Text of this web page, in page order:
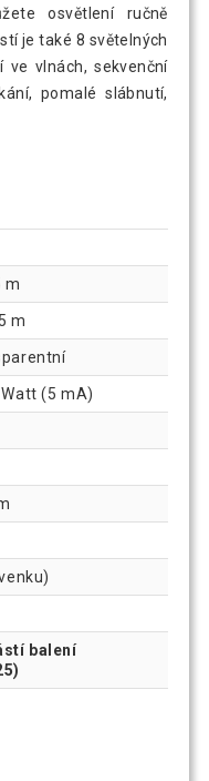
osvětlení ručně
je také 8 světelných
ve vlnách, sekvenční
pomalé slábnutí,
m
m
Watt (5 mA)
balení